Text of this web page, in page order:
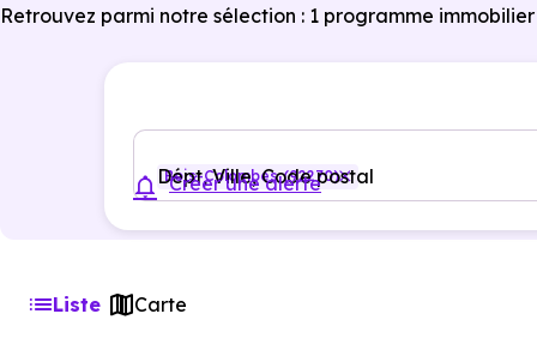
Retrouvez parmi notre sélection : 1 programme
Dépt, Ville, Code postal
Bois-Colombes (92270)
Créer une alerte
Liste Carte